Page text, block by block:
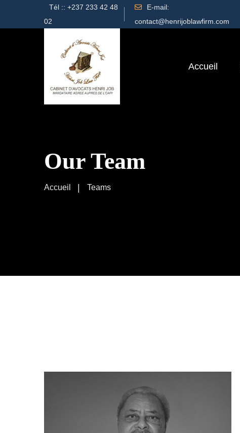
Tél :: +237 233 42 48
02
E-mail:
contact@henrijoblawfirm.com
Accueil
Our Team
Accueil Teams